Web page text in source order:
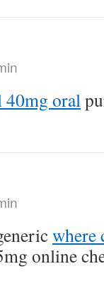
40mg oral
where
online